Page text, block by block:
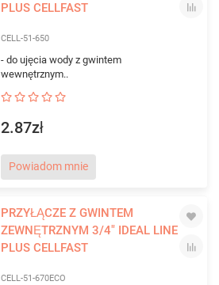
PLUS CELLFAST
CELL-51-650
- do ujęcia wody z gwintem
wewnętrznym..
2.87zł
Powiadom mnie
PRZYŁĄCZE Z GWINTEM
ZEWNĘTRZNYM 3/4" IDEAL LINE
PLUS CELLFAST
CELL-51-670ECO